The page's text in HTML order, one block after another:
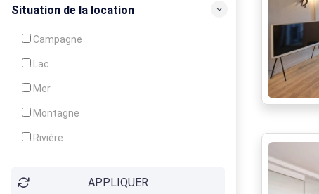
Crèche
Situation de la location
Campagne
Lac
Mer
Montagne
Rivière
APPLIQUER